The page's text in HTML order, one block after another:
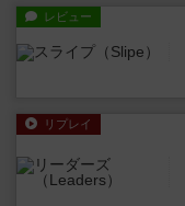
レビュー
リプレイ